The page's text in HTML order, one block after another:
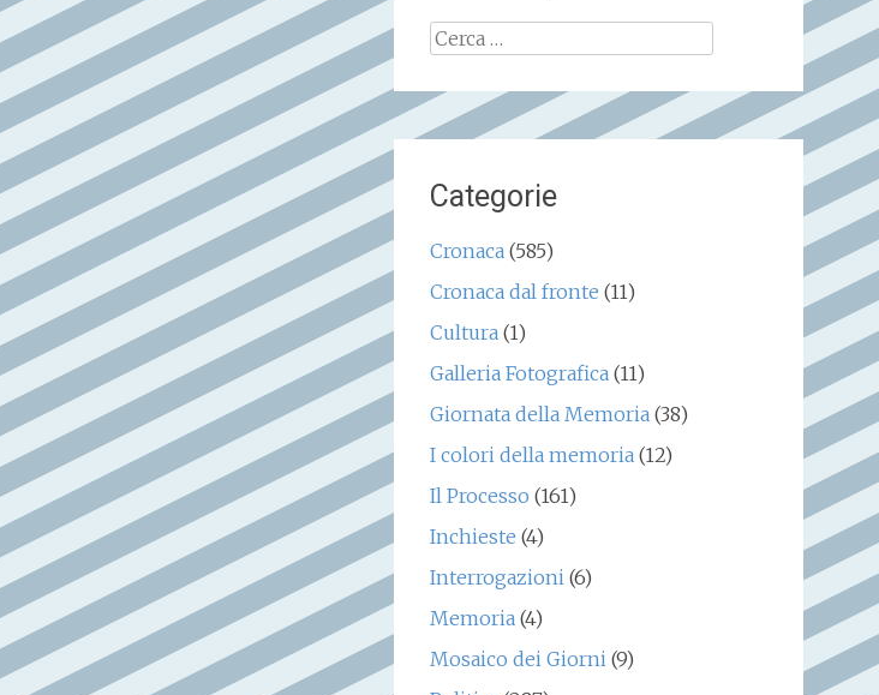
Ricerca
Categorie
Cronaca(585)
Cronaca dal fronte (11)
Cultura(1)
Galleria Fotografica(11)
Giornata della Memoria(38)
I colori della memoria(12)
Il Processo (161)
Inchieste (4)
Interrogazioni(6)
Memoria(4)
Mosaico dei Giorni(9)